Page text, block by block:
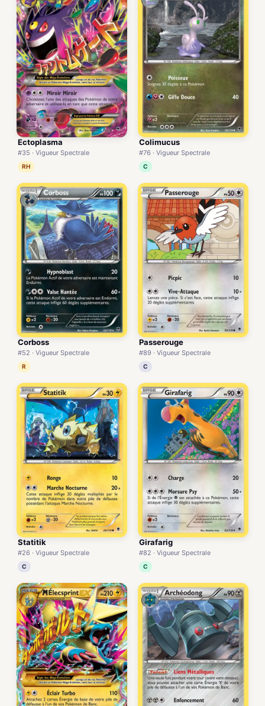
Ectoplasma
#35 · Vigueur Spectrale
RH
Colimucus
#76 · Vigueur Spectrale
C
Corboss
#52 · Vigueur Spectrale
R
Passerouge
#89 · Vigueur Spectrale
C
Statitik
#26 · Vigueur Spectrale
C
Girafarig
#82 · Vigueur Spectrale
C